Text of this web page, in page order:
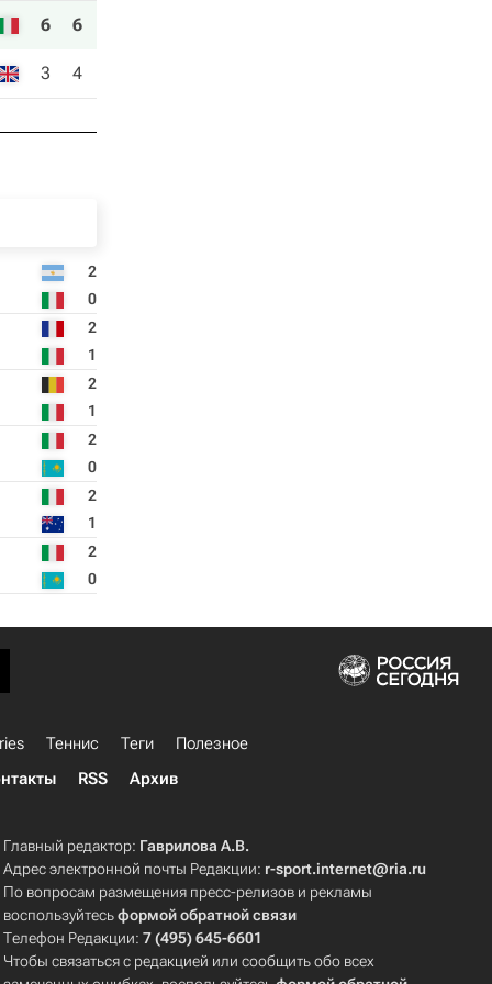
6 6
3 4
2
0
2
1
2
1
2
0
2
1
2
0
Теннис Теги
Полезное
RSS Архив
Главный редактор: Гаврилова А.В.
Адрес электронной почты Редакции: r-sport.internet@ria.ru
По вопросам размещения пресс-релизов и рекламы
воспользуйтесьформой обратной связи
Телефон Редакции:7 (495) 645-6601
Чтобы связаться с редакцией или сообщить обо всех